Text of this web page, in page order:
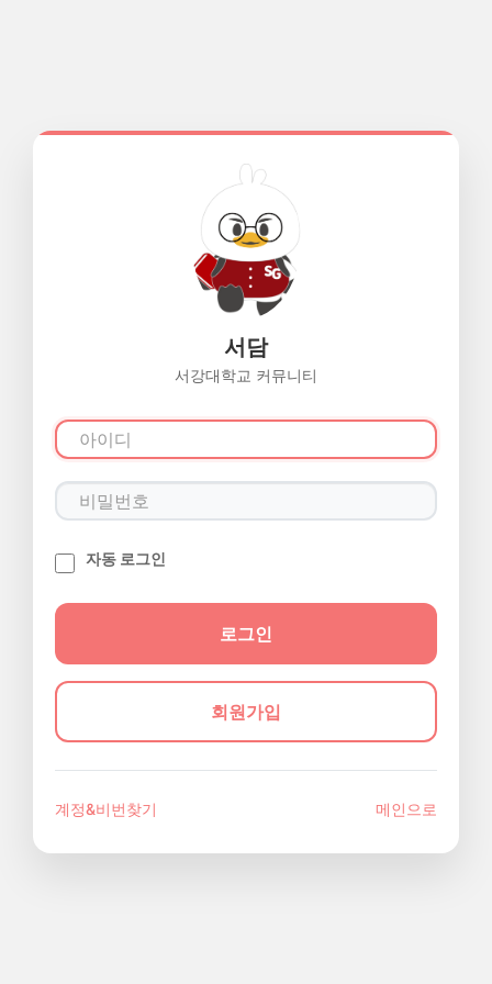
서담
서강대학교 커뮤니티
자동 로그인
회원가입
계정&비번찾기 메인으로